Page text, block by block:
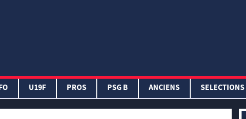
U19F PROS PSG B ANCIENS SELECTIONS